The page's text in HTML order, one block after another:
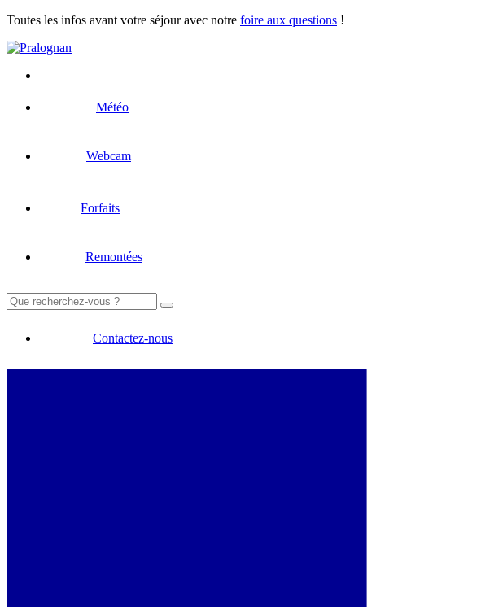
Toutes les infos avant votre séjour avec notre foire aux questions !
Météo
Webcam
Forfaits
Remontées
Rechercher :
Contactez-nous